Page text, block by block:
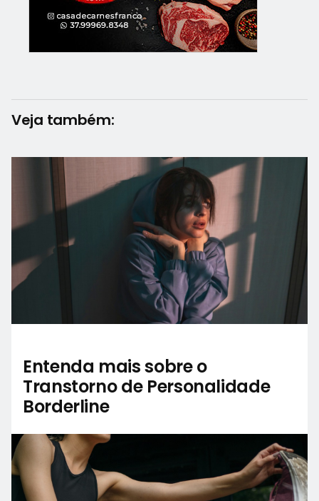
Veja também:
Entenda mais sobre o
Transtorno de Personalidade
Borderline